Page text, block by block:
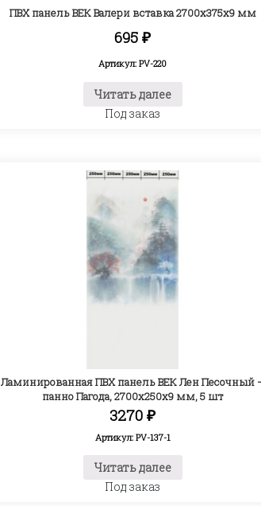
ПВХ панель ВЕК Валери вставка 2700х375х9 мм
695₽
Артикул: PV-220
Читать далее
Под заказ
Ламинированная ПВХ панель ВЕК Лен Песочный
панно Пагода, 2700х250х9 мм, 5 шт
3270₽
Артикул: PV-137-1
Читать далее
Под заказ